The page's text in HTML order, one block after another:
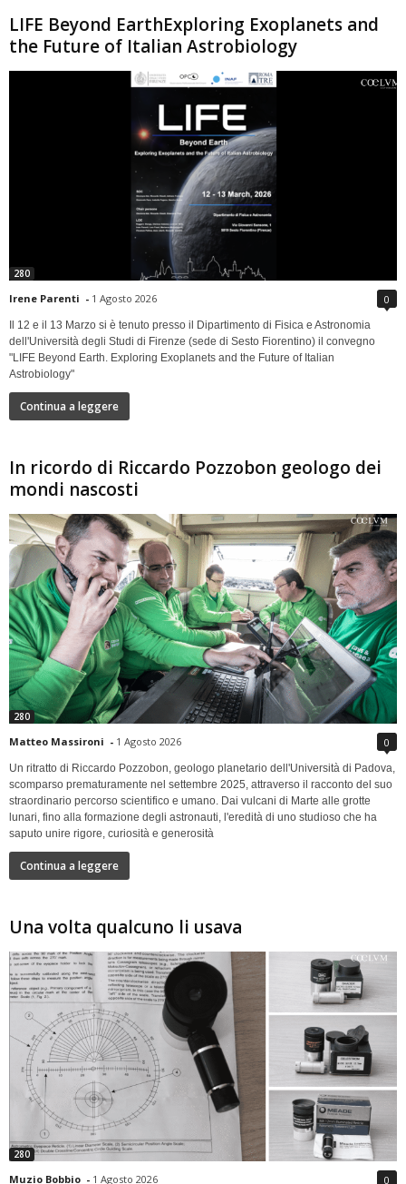
LIFE Beyond EarthExploring Exoplanets and
the Future of Italian Astrobiology
280
Irene Parenti - 1 Agosto 2026 0
Il 12 e il 13 Marzo si è tenuto presso il Dipartimento di Fisica e Astronomia
dell'Università degli Studi di Firenze (sede di Sesto Fiorentino) il convegno
"LIFE Beyond Earth. Exploring Exoplanets and the Future of Italian
Astrobiology"
Continua a leggere
In ricordo di Riccardo Pozzobon geologo dei
mondi nascosti
280
Matteo Massironi - 1 Agosto 2026 0
Un ritratto di Riccardo Pozzobon, geologo planetario dell'Università di Padova,
scomparso prematuramente nel settembre 2025, attraverso il racconto del suo
straordinario percorso scientifico e umano. Dai vulcani di Marte alle grotte
lunari, fino alla formazione degli astronauti, l'eredità di uno studioso che ha
saputo unire rigore, curiosità e generosità
Continua a leggere
Una volta qualcuno li usava
280
Muzio Bobbio - 1 Agosto 2026 0